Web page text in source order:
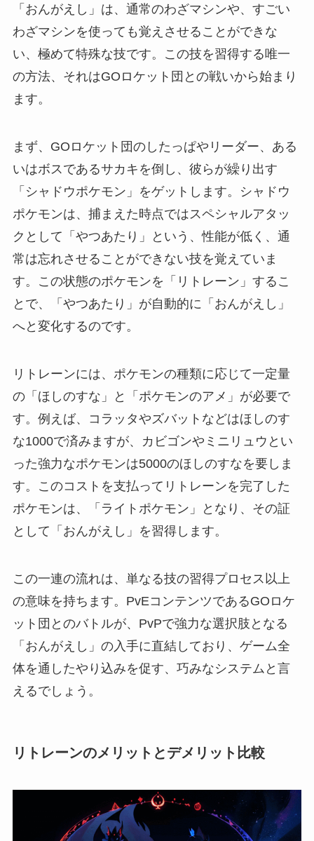
「おんがえし」は、通常のわざマシンや、すごい
わざマシンを使っても覚えさせることができな
い、極めて特殊な技です。この技を習得する唯一
の方法、それはGOロケット団との戦いから始まり
ます。
まず、GOロケット団のしたっぱやリーダー、ある
いはボスであるサカキを倒し、彼らが繰り出す
「シャドウポケモン」をゲットします。シャドウ
ポケモンは、捕まえた時点ではスペシャルアタッ
クとして「やつあたり」という、性能が低く、通
常は忘れさせることができない技を覚えていま
す。この状態のポケモンを「リトレーン」するこ
とで、「やつあたり」が自動的に「おんがえし」
へと変化するのです。
リトレーンには、ポケモンの種類に応じて一定量
の「ほしのすな」と「ポケモンのアメ」が必要で
す。例えば、コラッタやズバットなどはほしのす
な1000で済みますが、カビゴンやミニリュウとい
った強力なポケモンは5000のほしのすなを要しま
す。このコストを支払ってリトレーンを完了した
ポケモンは、「ライトポケモン」となり、その証
として「おんがえし」を習得します。
この一連の流れは、単なる技の習得プロセス以上
の意味を持ちます。PvEコンテンツであるGOロケ
ット団とのバトルが、PvPで強力な選択肢となる
「おんがえし」の入手に直結しており、ゲーム全
体を通したやり込みを促す、巧みなシステムと言
えるでしょう。
リトレーンのメリットとデメリット比較